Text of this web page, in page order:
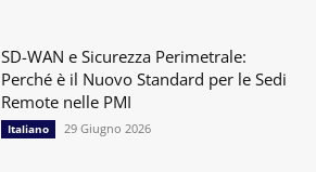
SD-WAN e Sicurezza Perimetrale:
Perché è il Nuovo Standard per le Sedi
Remote nelle PMI
Italiano 29 Giugno 2026